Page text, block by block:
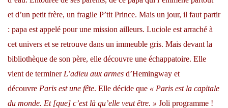
et d’un petit frère, un fragile P’tit Prince. Mais un jour, il faut partir
: papa est appelé pour une mission ailleurs. Luciole est arraché à
cet univers et se retrouve dans un immeuble gris. Mais devant la
bibliothèque de son père, elle découvre une échappatoire. Elle
vient de terminer L’adieu aux armes d’Hemingway et
découvre Paris est une fête. Elle décide que « Paris est la capitale
du monde. Et [que] c’est là qu’elle veut être. » Joli programme !